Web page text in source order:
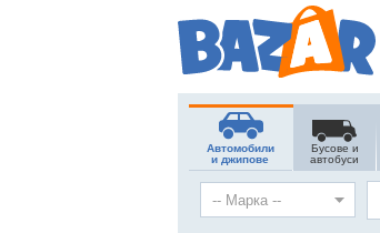
Автомобили
и джипове
Бусове и
автобуси